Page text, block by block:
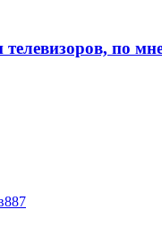
по
887